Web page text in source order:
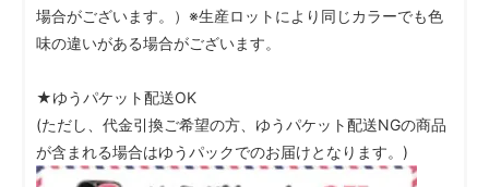
場合がございます。）※生産ロットにより同じカラーでも色
味の違いがある場合がございます。
★ゆうパケット配送OK
(ただし、代金引換ご希望の方、ゆうパケット配送NGの商品
が含まれる場合はゆうパックでのお届けとなります。)